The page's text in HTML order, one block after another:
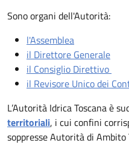
Sono organi dell'Autorità:
l'Assemblea
il Direttore Generale
il Consiglio Direttivo
il Revisore Unico dei
L’Autorità Idrica Toscana è
territoriali, i cui confini
soppresse Autorità di